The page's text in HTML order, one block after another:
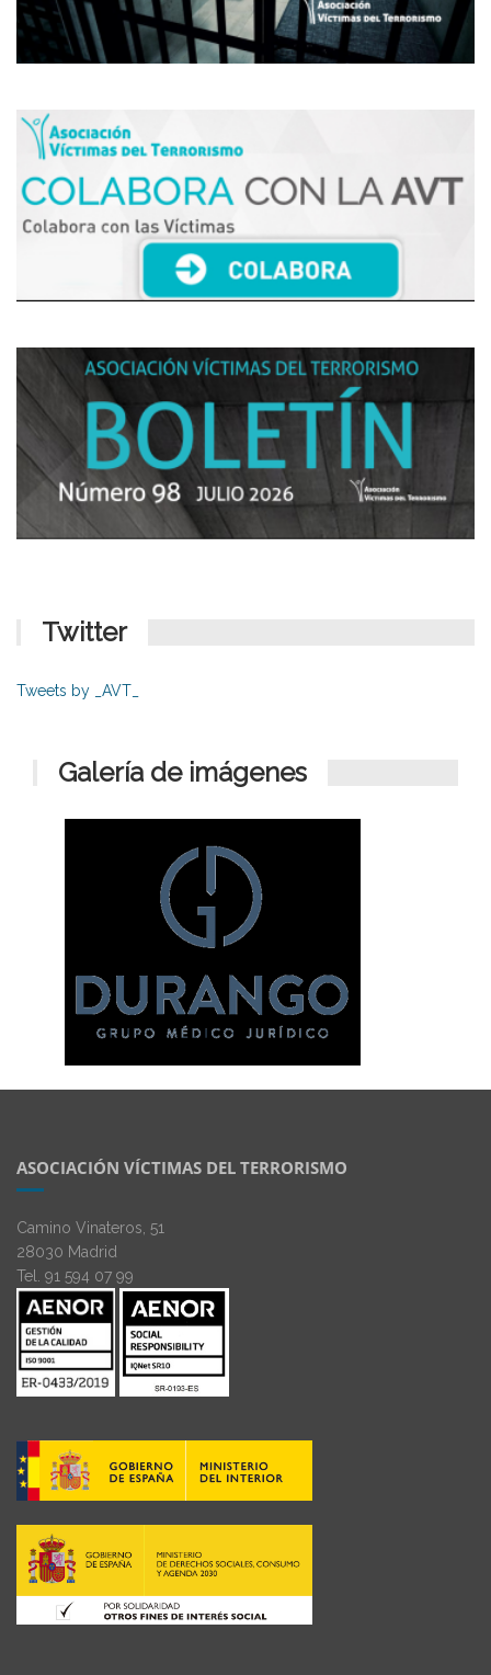
Twitter
Tweets by _AVT_
Galería de imágenes
ASOCIACIÓN VÍCTIMAS DEL TERRORISMO
Camino Vinateros, 51
28030 Madrid
Tel. 91 594 07 99